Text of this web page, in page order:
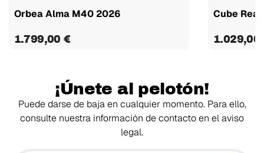
Orbea Alma M40 2026
1.799,00 €
Cube
1.029,00
¡Únete al pelotón!
Puede darse de baja en cualquier momento. Para ello,
consulte nuestra información de contacto en el aviso
legal.